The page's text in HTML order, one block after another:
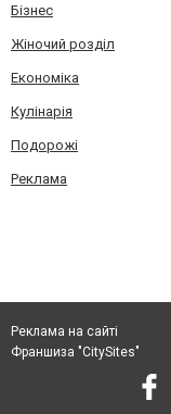
Бізнес
Жіночий розділ
Економіка
Кулінарія
Подорожі
Реклама
Реклама на сайті
Франшиза "CitySites"